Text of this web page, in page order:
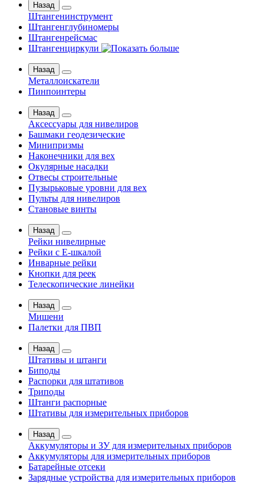
Назад
Штангенинструмент
Штангенглубиномеры
Штангенрейсмас
Штангенциркули
Назад
Металлоискатели
Пинпоинтеры
Назад
Аксессуары для нивелиров
Башмаки геодезические
Минипризмы
Наконечники для вех
Окулярные насадки
Отвесы строительные
Пузырьковые уровни для вех
Пульты для нивелиров
Становые винты
Назад
Рейки нивелирные
Рейки с Е-шкалой
Инварные рейки
Кнопки для реек
Телескопические линейки
Назад
Мишени
Палетки для ПВП
Назад
Штативы и штанги
Биподы
Распорки для штативов
Триподы
Штанги распорные
Штативы для измерительных приборов
Назад
Аккумуляторы и ЗУ для измерительных приборов
Аккумуляторы для измерительных приборов
Батарейные отсеки
Зарядные устройства для измерительных приборов